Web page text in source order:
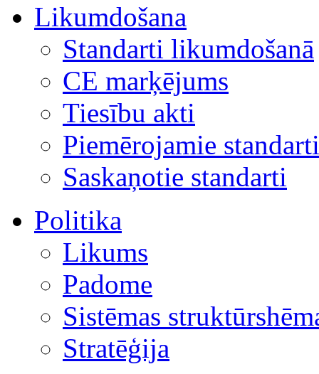
Likumdošana
Standarti likumdošanā
CE marķējums
Tiesību akti
Piemērojamie standarti
Saskaņotie standarti
Politika
Likums
Padome
Sistēmas
Stratēģija